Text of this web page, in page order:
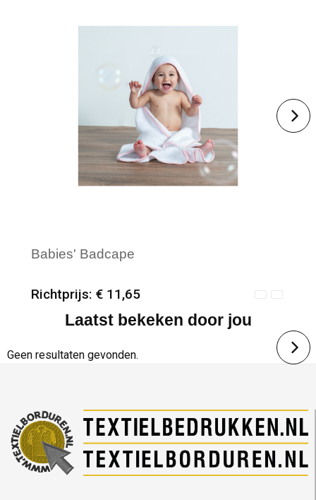
Babies' Badcape
Richtprijs: € 11,65
Minimale afname: 25
Laatst bekeken door jou
Geen resultaten gevonden.